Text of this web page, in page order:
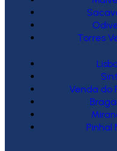
Torres
Venda do
Pinhal